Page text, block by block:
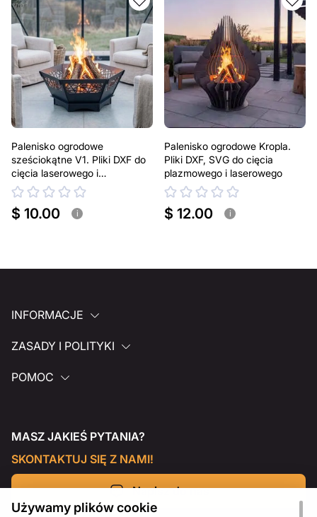
Palenisko ogrodowe
sześciokątne V1. Pliki DXF do
cięcia laserowego i
plazmowego
$ 10.00 i
Palenisko ogrodowe Kropla.
Pliki DXF, SVG do cięcia
plazmowego i laserowego
$ 12.00 i
INFORMACJE
ZASADY I POLITYKI
POMOC
MASZ JAKIEŚ PYTANIA?
SKONTAKTUJ SIĘ Z NAMI!
Napisz do nas
Używamy plików cookie